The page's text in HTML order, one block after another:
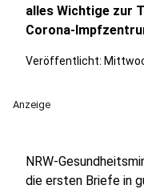
alles Wichtige zur
Corona-
Veröffentlicht:
Anzeige
NRW-
die ersten Briefe in